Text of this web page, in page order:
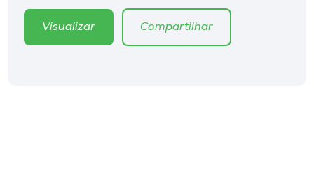
Rádio
Visualizar Compartilhar